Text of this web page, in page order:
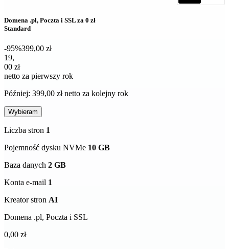
Domena .pl, Poczta i SSL za 0 zł
Standard
-95%399,00 zł
19,00 zł netto za pierwszy rok
19,
00 zł
netto za pierwszy rok
Później: 399,00 zł netto za kolejny rok
Wybieram
Liczba stron 1
Pojemność dysku NVMe 10 GB
Baza danych 2 GB
Konta e-mail 1
Kreator stron AI
Domena .pl, Poczta i SSL
0,00 zł